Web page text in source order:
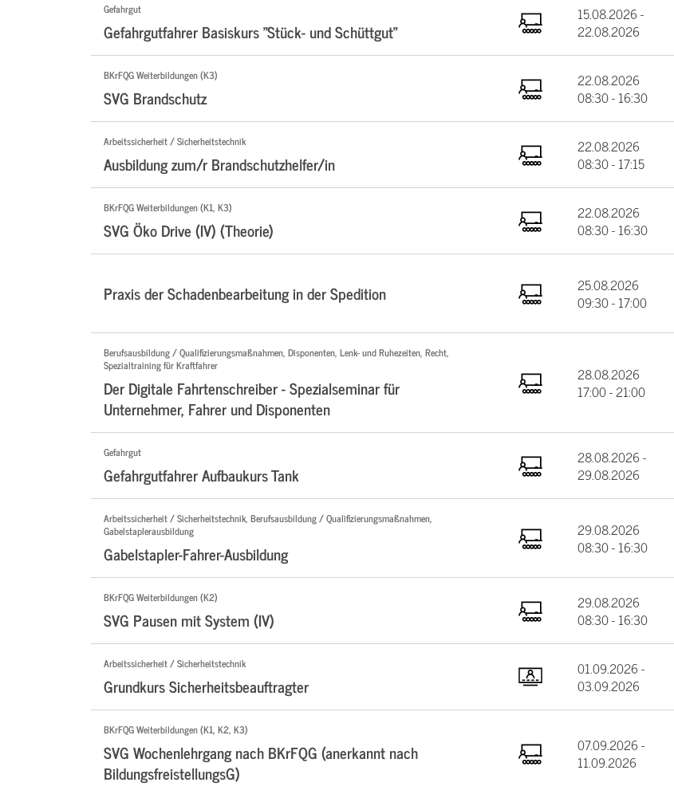
Gefahrgut
Gefahrgutfahrer Basiskurs "Stück- und Schüttgut"
15.08.2026 -
22.08.2026
BKrFQG Weiterbildungen (K3)
SVG Brandschutz
22.08.2026
08:30 - 16:30
Arbeitssicherheit / Sicherheitstechnik
Ausbildung zum/r Brandschutzhelfer/in
22.08.2026
08:30 - 17:15
BKrFQG Weiterbildungen (K1, K3)
SVG Öko Drive (IV) (Theorie)
22.08.2026
08:30 - 16:30
Praxis der Schadenbearbeitung in der Spedition
25.08.2026
09:30 - 17:00
Berufsausbildung / Qualifizierungsmaßnahmen, Disponenten, Lenk- und Ruhezeiten, Recht,
Spezialtraining für Kraftfahrer
Der Digitale Fahrtenschreiber - Spezialseminar für
Unternehmer, Fahrer und Disponenten
28.08.2026
17:00 - 21:00
Gefahrgut
Gefahrgutfahrer Aufbaukurs Tank
28.08.2026 -
29.08.2026
Arbeitssicherheit / Sicherheitstechnik, Berufsausbildung / Qualifizierungsmaßnahmen,
Gabelstaplerausbildung
Gabelstapler-Fahrer-Ausbildung
29.08.2026
08:30 - 16:30
BKrFQG Weiterbildungen (K2)
SVG Pausen mit System (IV)
29.08.2026
08:30 - 16:30
Arbeitssicherheit / Sicherheitstechnik
Grundkurs Sicherheitsbeauftragter
01.09.2026 -
03.09.2026
BKrFQG Weiterbildungen (K1, K2, K3)
SVG Wochenlehrgang nach BKrFQG (anerkannt nach
BildungsfreistellungsG)
07.09.2026 -
11.09.2026